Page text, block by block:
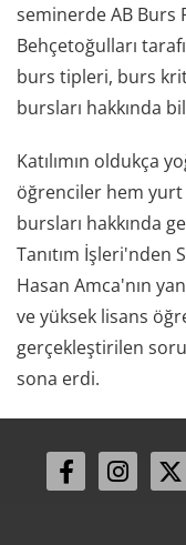
seminerde AB Burs
Behçetoğulları
burs tipleri, burs
bursları hakkında
Katılımın oldukça
öğrenciler hem yurt
bursları hakkında
Tanıtım İşleri'nden
Hasan Amca'nın
ve yüksek lisans
gerçekleştirilen
sona erdi.